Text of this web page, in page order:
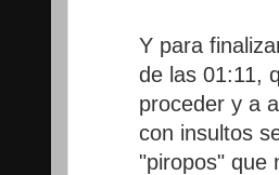
Y para
de las 01:11,
proceder y a
con insultos
"piropos" que